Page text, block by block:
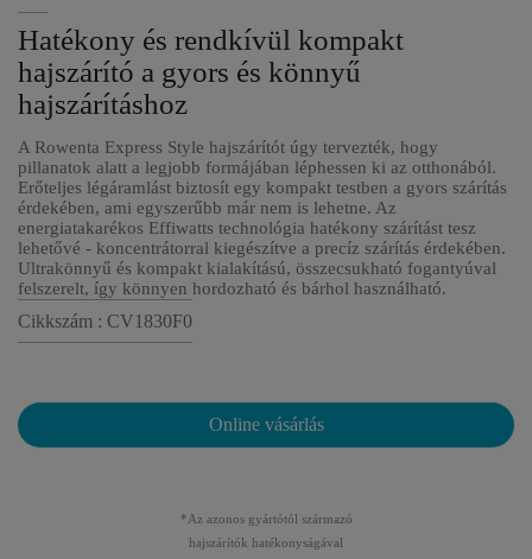
Hatékony és rendkívül kompakt
hajszárító a gyors és könnyű
hajszárításhoz
A Rowenta Express Style hajszárítót úgy tervezték, hogy
pillanatok alatt a legjobb formájában léphessen ki az otthonából.
Erőteljes légáramlást biztosít egy kompakt testben a gyors szárítás
érdekében, ami egyszerűbb már nem is lehetne. Az
energiatakarékos Effiwatts technológia hatékony szárítást tesz
lehetővé - koncentrátorral kiegészítve a precíz szárítás érdekében.
Ultrakönnyű és kompakt kialakítású, összecsukható fogantyúval
felszerelt, így könnyen hordozható és bárhol használható.
Cikkszám : CV1830F0
Online vásárlás
*Az azonos gyártótól származó
hajszárítók hatékonyságával